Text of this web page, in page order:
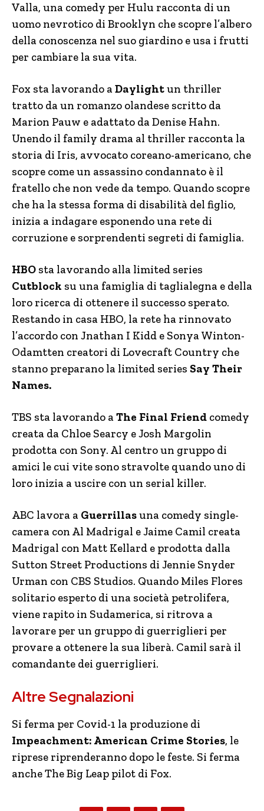
Valla, una comedy per Hulu racconta di un
uomo nevrotico di Brooklyn che scopre l’albero
della conoscenza nel suo giardino e usa i frutti
per cambiare la sua vita.
Fox sta lavorando aDaylightun thriller
tratto da un romanzo olandese scritto da
Marion Pauw e adattato da Denise Hahn.
Unendo il family drama al thriller racconta la
storia di Iris, avvocato coreano-americano, che
scopre come un assassino condannato è il
fratello che non vede da tempo. Quando scopre
che ha la stessa forma di disabilità del figlio,
inizia a indagare esponendo una rete di
corruzione e sorprendenti segreti di famiglia.
HBO sta lavorando alla limited series
Cutblock su una famiglia di taglialegna e della
loro ricerca di ottenere il successo sperato.
Restando in casa HBO, la rete ha rinnovato
l’accordo con Jnathan I Kidd e Sonya Winton-
Odamtten creatori di Lovecraft Country che
stanno preparano la limited series Say Their
Names.
TBS sta lavorando aThe Final Friend comedy
creata da Chloe Searcy e Josh Margolin
prodotta con Sony. Al centro un gruppo di
amici le cui vite sono stravolte quando uno di
loro inizia a uscire con un serial killer.
ABC lavora a Guerrillasuna comedy single-
camera con Al Madrigal e Jaime Camil creata
Madrigal con Matt Kellard e prodotta dalla
Sutton Street Productions di Jennie Snyder
Urman con CBS Studios. Quando Miles Flores
solitario esperto di una società petrolifera,
viene rapito in Sudamerica, si ritrova a
lavorare per un gruppo di guerriglieri per
provare a ottenere la sua liberà. Camil sarà il
comandante dei guerriglieri.
Altre Segnalazioni
Si ferma per Covid-1 la produzione di
Impeachment: American Crime Stories, le
riprese riprenderanno dopo le feste. Si ferma
anche The Big Leap pilot di Fox.